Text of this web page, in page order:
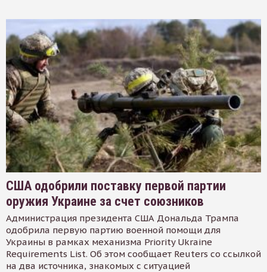
США одобрили поставку первой партии
оружия Украине за счет союзников
Администрация президента США Дональда Трампа
одобрила первую партию военной помощи для
Украины в рамках механизма Priority Ukraine
Requirements List. Об этом сообщает Reuters со ссылкой
на два источника, знакомых с ситуацией